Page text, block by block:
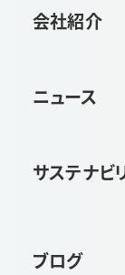
会社紹介
ニュース
サステナビ
ブログ